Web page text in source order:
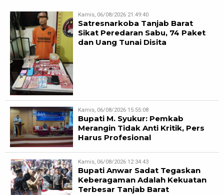
Kamis, 06/08/2026 21:49:40
Satresnarkoba Tanjab Barat
Sikat Peredaran Sabu, 74 Paket
dan Uang Tunai Disita
Kamis, 06/08/2026 15:55:08
Bupati M. Syukur: Pemkab
Merangin Tidak Anti Kritik, Pers
Harus Profesional
Kamis, 06/08/2026 12:34:43
Bupati Anwar Sadat Tegaskan
Keberagaman Adalah Kekuatan
Terbesar Tanjab Barat